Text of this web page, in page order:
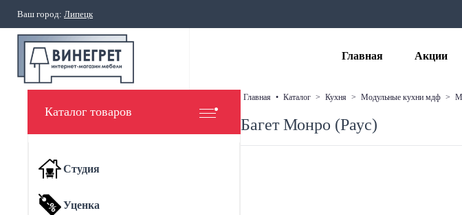
Ваш город: Липецк
Главная Акции
Каталог товаров
Студия
Уценка
главная • каталог > кухня > модульные кухни мдф >
Багет Монро (Раус)